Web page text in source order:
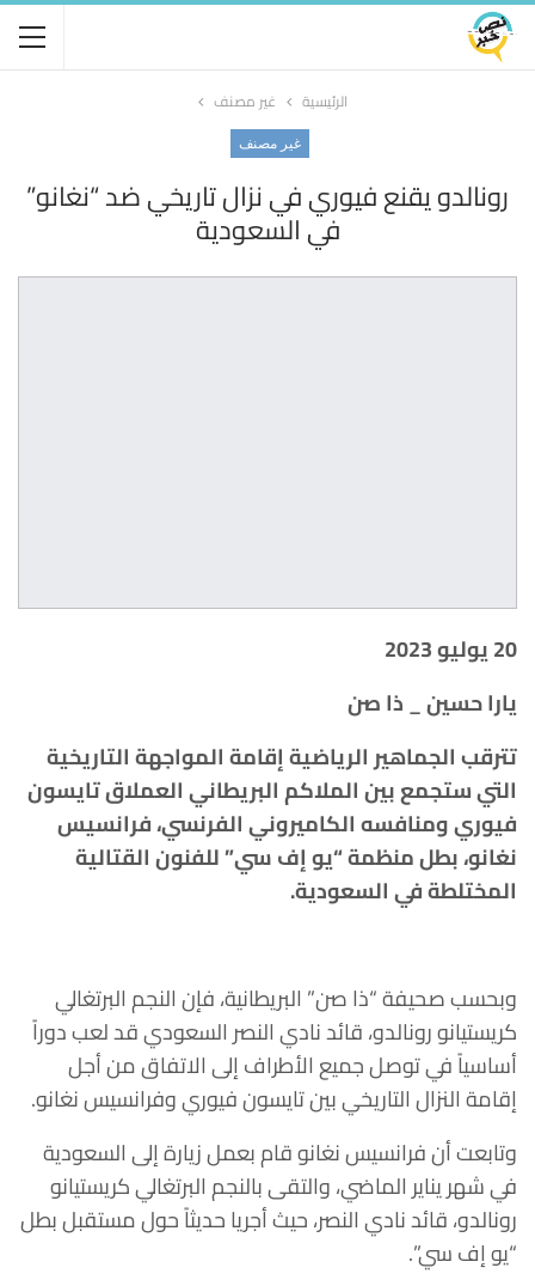
الرئيسية غير مصنف
غير مصنف
رونالدو يقنع فيوري في نزال تاريخي ضد “نغانو”
في السعودية
20 يوليو 2023
يارا حسين _ ذا صن
تترقب الجماهير الرياضية إقامة المواجهة التاريخية
التي ستجمع بين الملاكم البريطاني العملاق تايسون
فيوري ومنافسه الكاميروني الفرنسي، فرانسيس
نغانو، بطل منظمة “يو إف سي” للفنون القتالية
المختلطة في السعودية.
وبحسب صحيفة “ذا صن” البريطانية، فإن النجم البرتغالي
كريستيانو رونالدو، قائد نادي النصر السعودي قد لعب دوراً
أساسياً في توصل جميع الأطراف إلى الاتفاق من أجل
إقامة النزال التاريخي بين تايسون فيوري وفرانسيس نغانو.
وتابعت أن فرانسيس نغانو قام بعمل زيارة إلى السعودية
في شهر يناير الماضي، والتقى بالنجم البرتغالي كريستيانو
رونالدو، قائد نادي النصر، حيث أجريا حديثاً حول مستقبل بطل
“يو إف سي”.